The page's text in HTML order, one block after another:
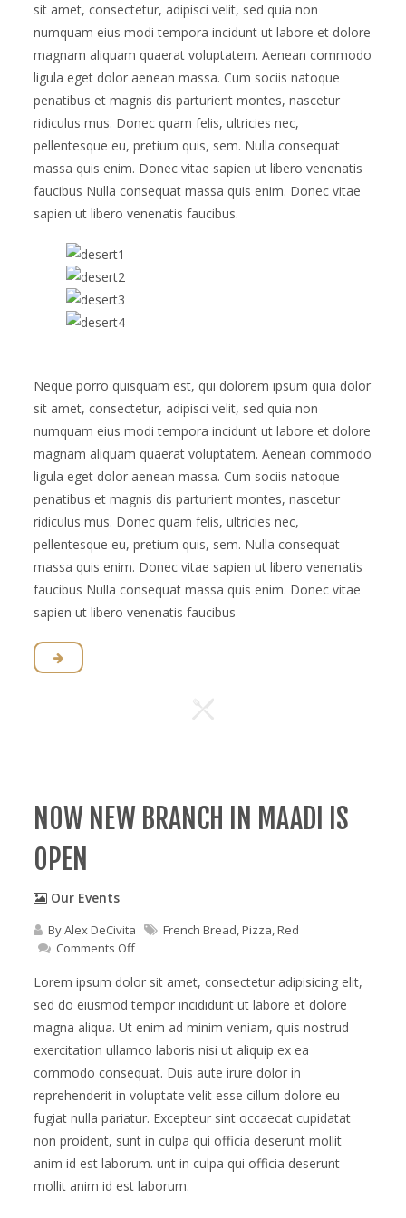
sit amet, consectetur, adipisci velit, sed quia non
numquam eius modi tempora incidunt ut labore et dolore
magnam aliquam quaerat voluptatem. Aenean commodo
ligula eget dolor aenean massa. Cum sociis natoque
penatibus et magnis dis parturient montes, nascetur
ridiculus mus. Donec quam felis, ultricies nec,
pellentesque eu, pretium quis, sem. Nulla consequat
massa quis enim. Donec vitae sapien ut libero venenatis
faucibus Nulla consequat massa quis enim. Donec vitae
sapien ut libero venenatis faucibus.
Neque porro quisquam est, qui dolorem ipsum quia dolor
sit amet, consectetur, adipisci velit, sed quia non
numquam eius modi tempora incidunt ut labore et dolore
magnam aliquam quaerat voluptatem. Aenean commodo
ligula eget dolor aenean massa. Cum sociis natoque
penatibus et magnis dis parturient montes, nascetur
ridiculus mus. Donec quam felis, ultricies nec,
pellentesque eu, pretium quis, sem. Nulla consequat
massa quis enim. Donec vitae sapien ut libero venenatis
faucibus Nulla consequat massa quis enim. Donec vitae
sapien ut libero venenatis faucibus
NOW NEW BRANCH IN MAADI IS
OPEN
Our Events
ByAlex DeCivita French Bread,Pizza,Red
Comments Offon
new
in
maadi
is
Lorem ipsum dolor sit amet, consectetur adipisicing elit,
sed do eiusmod tempor incididunt ut labore et dolore
magna aliqua. Ut enim ad minim veniam, quis nostrud
exercitation ullamco laboris nisi ut aliquip ex ea
commodo consequat. Duis aute irure dolor in
reprehenderit in voluptate velit esse cillum dolore eu
fugiat nulla pariatur. Excepteur sint occaecat cupidatat
non proident, sunt in culpa qui officia deserunt mollit
anim id est laborum. unt in culpa qui officia deserunt
mollit anim id est laborum.